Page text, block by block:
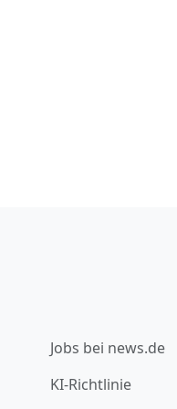
Jobs bei news.de
KI-Richtlinie